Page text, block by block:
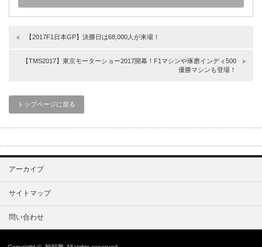
【2017F1日本GP】決勝日は68,000人が来場！
【TMS2017】東京モーターショー2017開幕！F1マシンや琢磨インディ500
優勝マシンも登場！
トップページに戻る
アーカイブ
サイトマップ
問い合わせ